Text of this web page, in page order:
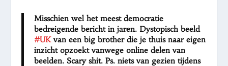
Misschien wel het meest democratie
bedreigende bericht in jaren. Dystopisch beeld
#UKvan een big brother die je thuis naar eigen
inzicht opzoekt vanwege online delen van
beelden. Scary shit. Ps. niets van gezien tijdens